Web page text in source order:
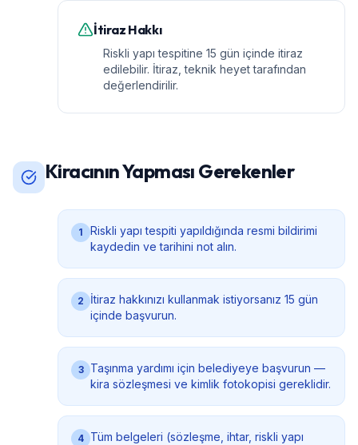
İtiraz Hakkı
Riskli yapı tespitine 15 gün içinde itiraz
edilebilir. İtiraz, teknik heyet tarafından
değerlendirilir.
Kiracının Yapması Gerekenler
1
Riskli yapı tespiti yapıldığında resmi bildirimi
kaydedin ve tarihini not alın.
2
İtiraz hakkınızı kullanmak istiyorsanız 15 gün
içinde başvurun.
3
Taşınma yardımı için belediyeye başvurun —
kira sözleşmesi ve kimlik fotokopisi gereklidir.
4 Tüm belgeleri (sözleşme, ihtar, riskli yapı